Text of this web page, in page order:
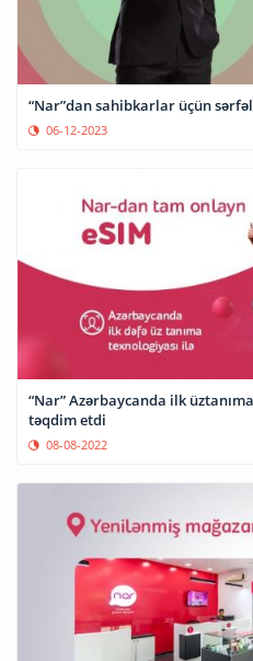
“Nar”dan sahibkarlar üçün
06-12-2023
“Nar” Azərbaycanda ilk
təqdim etdi
08-08-2022